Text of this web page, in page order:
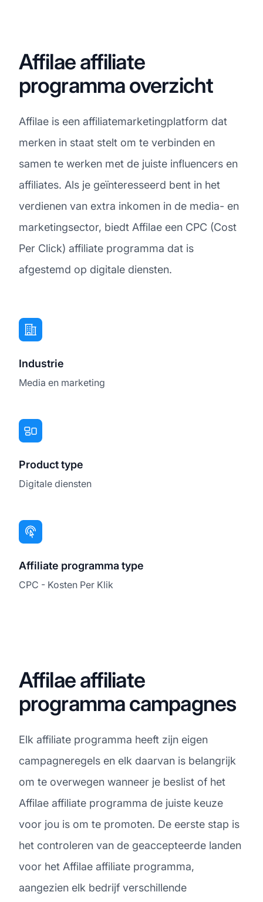
Affilae affiliate
programma overzicht
Affilae is een affiliatemarketingplatform dat
merken in staat stelt om te verbinden en
samen te werken met de juiste influencers en
affiliates. Als je geïnteresseerd bent in het
verdienen van extra inkomen in de media- en
marketingsector, biedt Affilae een CPC (Cost
Per Click) affiliate programma dat is
afgestemd op digitale diensten.
Industrie
Media en marketing
Product type
Digitale diensten
Affiliate programma type
CPC - Kosten Per Klik
Affilae affiliate
programma campagnes
Elk affiliate programma heeft zijn eigen
campagneregels en elk daarvan is belangrijk
om te overwegen wanneer je beslist of het
Affilae affiliate programma de juiste keuze
voor jou is om te promoten. De eerste stap is
het controleren van de geaccepteerde landen
voor het Affilae affiliate programma,
aangezien elk bedrijf verschillende